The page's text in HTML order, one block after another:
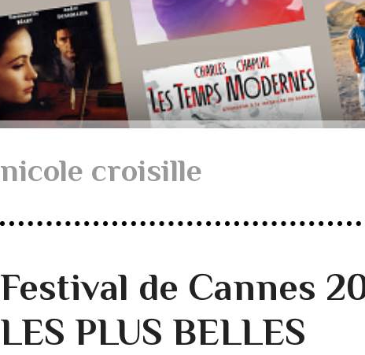
nicole croisille
Festival de Cannes
LES PLUS BELLES